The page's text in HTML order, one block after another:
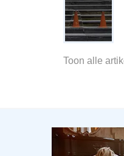
Toon alle